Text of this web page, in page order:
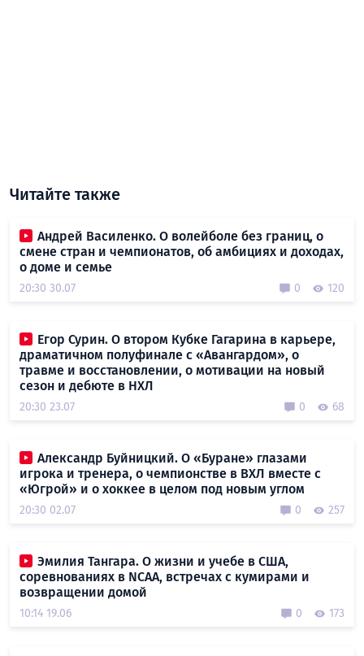
Читайте также
Андрей Василенко. О волейболе без границ, о
смене стран и чемпионатов, об амбициях и доходах,
о доме и семье
20:30 30.07 0 120
Егор Сурин. О втором Кубке Гагарина в карьере,
драматичном полуфинале с «Авангардом», о
травме и восстановлении, о мотивации на новый
сезон и дебюте в НХЛ
20:30 23.07 0 68
Александр Буйницкий. О «Буране» глазами
игрока и тренера, о чемпионстве в ВХЛ вместе с
«Югрой» и о хоккее в целом под новым углом
20:30 02.07 0 257
Эмилия Тангара. О жизни и учебе в США,
соревнованиях в NCAA, встречах с кумирами и
возвращении домой
10:14 19.06 0 173